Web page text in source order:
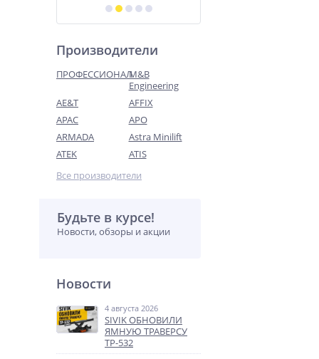
Производители
ПРОФЕССИОНАЛM&B
Engineering
AE&T
AFFIX
APAC
APO
ARMADA
Astra Minilift
ATEK
ATIS
Все производители
Будьте в курсе!
Новости, обзоры и акции
Новости
4 августа 2026
SIVIK ОБНОВИЛИ
ЯМНУЮ ТРАВЕРСУ
ТР-532